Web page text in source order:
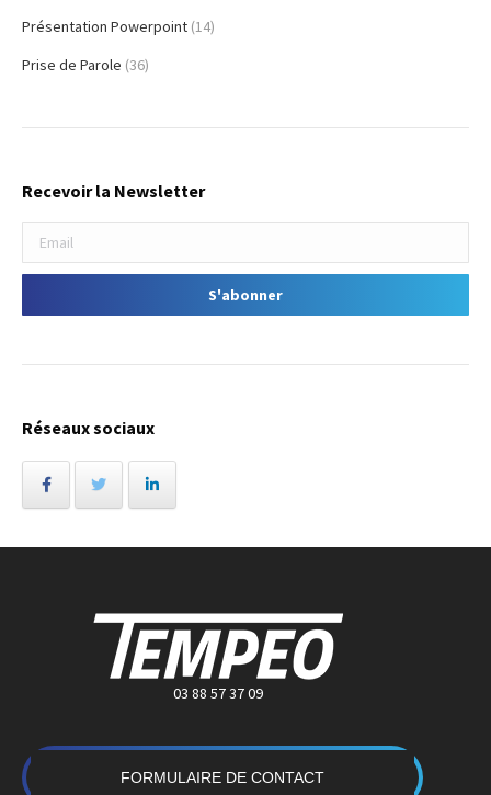
Présentation Powerpoint (14)
Prise de Parole (36)
Recevoir la Newsletter
Réseaux sociaux
03 88 57 37 09
FORMULAIRE DE CONTACT